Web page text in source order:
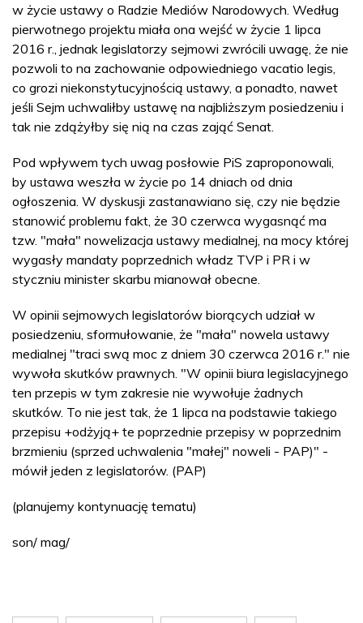
w życie ustawy o Radzie Mediów Narodowych. Według
pierwotnego projektu miała ona wejść w życie 1 lipca
2016 r., jednak legislatorzy sejmowi zwrócili uwagę, że nie
pozwoli to na zachowanie odpowiedniego vacatio legis,
co grozi niekonstytucyjnością ustawy, a ponadto, nawet
jeśli Sejm uchwaliłby ustawę na najbliższym posiedzeniu i
tak nie zdążyłby się nią na czas zająć Senat.
Pod wpływem tych uwag posłowie PiS zaproponowali,
by ustawa weszła w życie po 14 dniach od dnia
ogłoszenia. W dyskusji zastanawiano się, czy nie będzie
stanowić problemu fakt, że 30 czerwca wygasnąć ma
tzw. "mała" nowelizacja ustawy medialnej, na mocy której
wygasły mandaty poprzednich władz TVP i PR i w
styczniu minister skarbu mianował obecne.
W opinii sejmowych legislatorów biorących udział w
posiedzeniu, sformułowanie, że "mała" nowela ustawy
medialnej "traci swą moc z dniem 30 czerwca 2016 r." nie
wywoła skutków prawnych. "W opinii biura legislacyjnego
ten przepis w tym zakresie nie wywołuje żadnych
skutków. To nie jest tak, że 1 lipca na podstawie takiego
przepisu +odżyją+ te poprzednie przepisy w poprzednim
brzmieniu (sprzed uchwalenia "małej" noweli - PAP)" -
mówił jeden z legislatorów. (PAP)
(planujemy kontynuację tematu)
son/ mag/